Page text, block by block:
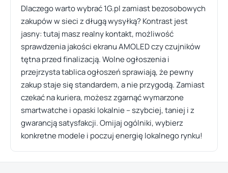
Dlaczego warto wybrać 1G.pl zamiast bezosobowych
zakupów w sieci z długą wysyłką? Kontrast jest
jasny: tutaj masz realny kontakt, możliwość
sprawdzenia jakości ekranu AMOLED czy czujników
tętna przed finalizacją. Wolne ogłoszenia i
przejrzysta tablica ogłoszeń sprawiają, że pewny
zakup staje się standardem, a nie przygodą. Zamiast
czekać na kuriera, możesz zgarnąć wymarzone
smartwatche i opaski lokalnie – szybciej, taniej i z
gwarancją satysfakcji. Omijaj ogólniki, wybierz
konkretne modele i poczuj energię lokalnego rynku!